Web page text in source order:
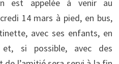
est appelée à venir au
14 mars à pied, en bus,
avec ses enfants, en
si possible, avec des